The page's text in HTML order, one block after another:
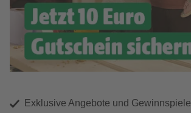
Exklusive Angebote und Gewinnspiele